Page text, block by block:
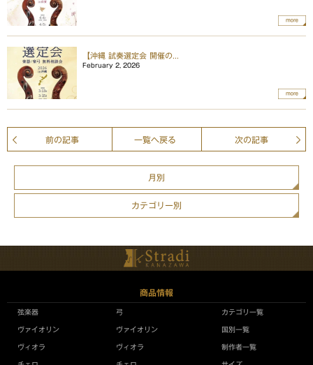
【沖縄 試奏選定会 開催の...
February 2, 2026
前の記事 一覧へ戻る 次の記事
月別
カテゴリー別
商品情報
弦楽器
ヴァイオリン
ヴィオラ
弓
ヴァイオリン
ヴィオラ
カテゴリ一覧
国別一覧
制作者一覧